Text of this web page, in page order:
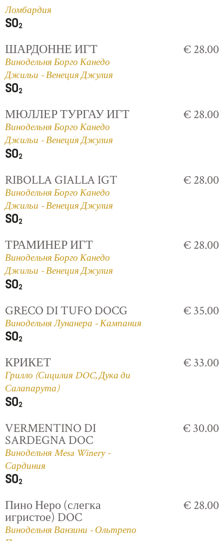
Ломбардия
ШАРДОННЕ ИГТ
Винодельня Борго Канедо
Джильи - Венеция Джулия
€ 28.00
МЮЛЛЕР ТУРГАУ ИГТ
Винодельня Борго Канедо
Джильи - Венеция Джулия
€ 28.00
RIBOLLA GIALLA IGT
Винодельня Борго Канедо
Джильи - Венеция Джулия
€ 28.00
ТРАМИНЕР ИГТ
Винодельня Борго Канедо
Джильи - Венеция Джулия
€ 28.00
GRECO DI TUFO DOCG
Винодельня Лунанера - Кампания
€ 35.00
КРИКЕТ
Грилло (Сицилия DOC, Дука ди
Салапарута)
€ 33.00
VERMENTINO DI
SARDEGNA DOC
Винодельня Mesa Winery -
Сардиния
€ 30.00
Пино Неро (слегка
игристое) DOC
Винодельня Ванзини - Ольтрепо
€ 28.00